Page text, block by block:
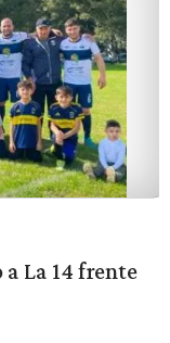
La 14 frente